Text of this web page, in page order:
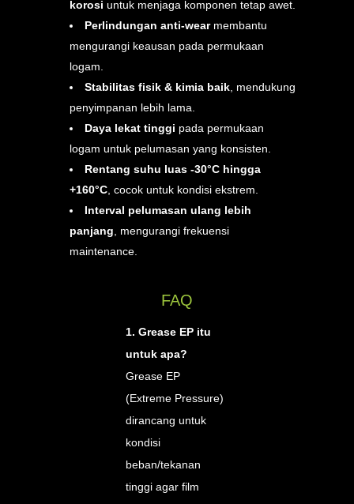
korosi untuk menjaga komponen tetap awet.
Perlindungan anti-wearmembantu
mengurangi keausan pada permukaan
logam.
Stabilitas fisik & kimia baik , mendukung
penyimpanan lebih lama.
Daya lekat tinggi pada permukaan
logam untuk pelumasan yang konsisten.
Rentang suhu luas -30°C hingga
+160°C , cocok untuk kondisi ekstrem.
Interval pelumasan ulang lebih
panjang , mengurangi frekuensi
maintenance.
FAQ
1. Grease EP itu
untuk apa?
Grease EP
(Extreme Pressure)
dirancang untuk
kondisi
beban/tekanan
tinggi agar film